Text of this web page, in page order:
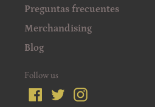
Preguntas frecuentes
Merchandising
Blog
Follow us
Facebook
TwitterInstagram